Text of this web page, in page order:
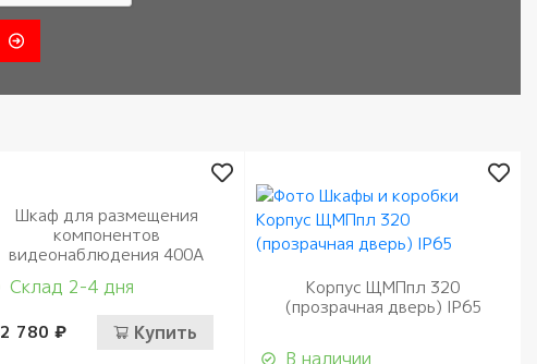
Шкаф для размещения
компонентов
видеонаблюдения 400А
Склад 2-4 дня
2 780 ₽ Купить
Корпус ЩМПпл 320
(прозрачная дверь) IP65
В наличии